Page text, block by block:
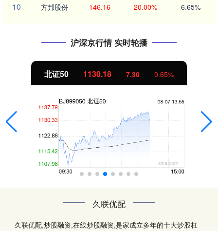
10 方邦股份 146.16 20.00% 6.65%
沪深京行情 实时轮播
北证50 1129.63 6.75 0.60%
久联优配
久联优配,炒股融资,在线炒股融资,是家成立多年的十大炒股杠